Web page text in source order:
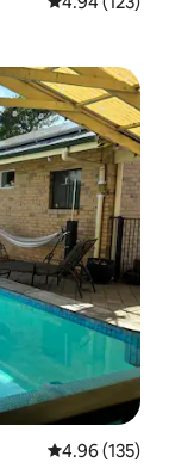
औसत रेटिंग 5 में से
4.96 (135)